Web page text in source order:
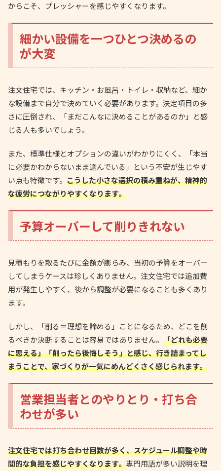
からこそ、プレッシャーを感じやすくなります。
細かい設備を一つひとつ決めるの
が大変
注文住宅では、キッチン・お風呂・トイレ・収納など、細か
な設備まで自分で決めていく必要があります。決定項目の多
さに圧倒され、「まだこんなに決めることがあるのか」と感
じる人も多いでしょう。
また、標準仕様とオプションの違いがわかりにくく、「本当
に必要かわからないまま選んでいる」という不安が生じやす
い点も特徴です。 こうした小さな選択の積み重ねが、精神的
な疲労につながりやすくなります。
予算オーバーして削りきれない
見積もりを取るたびに金額が膨らみ、当初の予算をオーバー
してしまうケースは珍しくありません。注文住宅では追加費
用が発生しやすく、後から調整が必要になることも多くあり
ます。
しかし、「削る＝理想を諦める」ことになるため、どこを削
るべきか決断することは容易ではありません。 「どれも必要
に思える」「削ったら後悔しそう」と感じ、行き詰まってし
まうことで、家づくりが一気にめんどくさく感じられます。
営業担当者とのやりとり・打ち合
わせが多い
注文住宅では打ち合わせ回数が多く、スケジュール調整や時
間的な負担を感じやすくなります。専門用語が多い説明を理